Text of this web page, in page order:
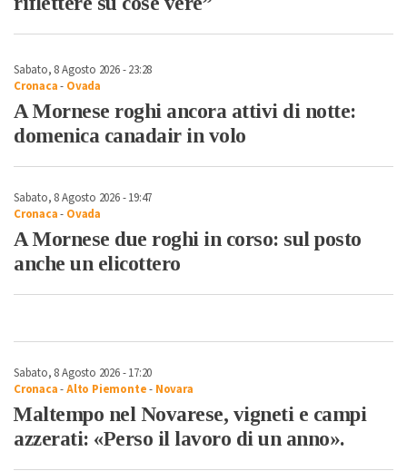
Sabato, 8 Agosto 2026 - 23:28
Cronaca- Ovada
A Mornese roghi ancora attivi di notte:
domenica canadair in volo
Sabato, 8 Agosto 2026 - 19:47
Cronaca- Ovada
A Mornese due roghi in corso: sul posto
anche un elicottero
Sabato, 8 Agosto 2026 - 17:20
Cronaca-Alto Piemonte- Novara
Maltempo nel Novarese, vigneti e campi
azzerati: «Perso il lavoro di un anno».